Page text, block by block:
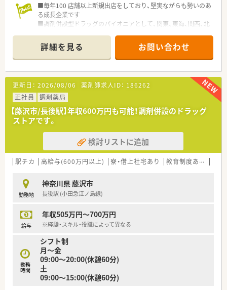
■毎年100 店舗以上新規出店をしており、堅実ながらも勢いのあ
る成長企業です
■調剤併設型ドラッグのパイオニアとして、関東、東海、関西、北
■研修制度は様々なプランがあり、集合研修だけでなく任意で受
講可能な研修も幅広く用意されています
■店舗で活躍する従業員、社外で活躍する従業員、将来経営幹部
となる従業員など、薬剤師として様々な活躍ができるフィールド
を用意されています
■総合薬剤師・調剤薬剤師（土日休み・19時までの勤務）どちらか
の働き方を選択できます
■調剤併設型だけでなく「医療モール・クリニック併設店舗」「敷
地内薬局」「訪問調剤特化型店舗」など様々な店舗を運営してい
ます
■在宅医療にも積極的取り組んでおり「訪問調剤特化型店舗」を
50店舗以上、無菌調剤室は業界最多の51店舗設置しています
■「プラチナくるみん認定企業」「健康経営優良法人2023（大規模
法人部門）認定」等を取得し一人ひとりが働きやすい環境が整備
■充実した研修制度、人事制度、評価制度、キャリア支援制度等
があるのも特徴です
詳細を見る お問い合わせ
更新日： 2026/08/06 薬剤師求人ID： 186262
正社員
調剤薬局
【藤沢市/長後駅】年収600万円も可能！調剤併設のドラッグ
ストアです。
検討リストに追加
駅チカ 高給与(600万円以上) 寮・借上社宅あり 教育制度あり
勤務地
神奈川県 藤沢市
長後駅 (小田急江ノ島線)
給与
年収505万円～700万円
※経験・スキル・役職によって異なる
勤務
時間
シフト制
月～金
09:00～20:00(休憩60分)
土
09:00～15:00(休憩60分)